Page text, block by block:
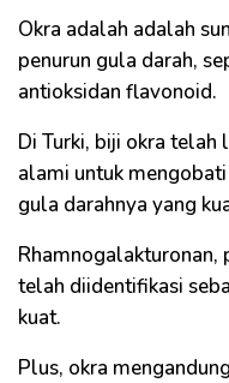
Okra adalah adalah
penurun gula darah,
antioksidan flavonoid.
Di Turki, biji okra telah
alami untuk
gula darahnya yang
Rhamnogalakturonan,
telah diidentifikasi
kuat.
Plus, okra